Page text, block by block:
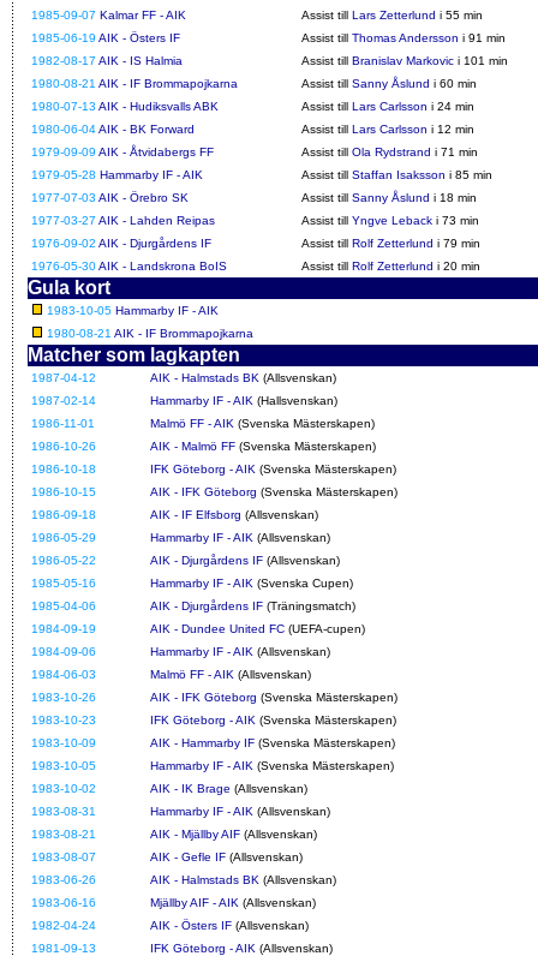
1985-09-07 Kalmar FF - AIK Assist till Lars Zetterlund i 55 min
1985-06-19 AIK - Östers IF Assist till Thomas Andersson i 91 min
1982-08-17 AIK - IS Halmia Assist till Branislav Markovic i 101 min
1980-08-21 AIK - IF Brommapojkarna Assist till Sanny Åslund i 60 min
1980-07-13 AIK - Hudiksvalls ABK Assist till Lars Carlsson i 24 min
1980-06-04AIK - BK Forward Assist till Lars Carlsson i 12 min
1979-09-09 AIK - Åtvidabergs FF Assist till Ola Rydstrand i 71 min
1979-05-28 Hammarby IF - AIK Assist till Staffan Isaksson i 85 min
1977-07-03 AIK - Örebro SK Assist till Sanny Åslund i 18 min
1977-03-27 AIK - Lahden Reipas Assist till Yngve Leback i 73 min
1976-09-02 AIK - Djurgårdens IF Assist till Rolf Zetterlund i 79 min
1976-05-30AIK - Landskrona BoIS Assist till Rolf Zetterlund i 20 min
Gula kort
1983-10-05 Hammarby IF - AIK
1980-08-21 AIK - IF Brommapojkarna
Matcher som lagkapten
1987-04-12 AIK - Halmstads BK (Allsvenskan)
1987-02-14
Hammarby IF - AIK (Hallsvenskan)
1986-11-01
Malmö FF - AIK (Svenska Mästerskapen)
1986-10-26
AIK - Malmö FF (Svenska Mästerskapen)
1986-10-18
IFK Göteborg - AIK (Svenska Mästerskapen)
1986-10-15
AIK - IFK Göteborg (Svenska Mästerskapen)
1986-09-18
AIK - IF Elfsborg (Allsvenskan)
1986-05-29
Hammarby IF - AIK (Allsvenskan)
1986-05-22
AIK - Djurgårdens IF (Allsvenskan)
1985-05-16
Hammarby IF - AIK (Svenska Cupen)
1985-04-06
AIK - Djurgårdens IF (Träningsmatch)
1984-09-19
AIK - Dundee United FC (UEFA-cupen)
1984-09-06
Hammarby IF - AIK (Allsvenskan)
1984-06-03
Malmö FF - AIK (Allsvenskan)
1983-10-26
AIK - IFK Göteborg (Svenska Mästerskapen)
1983-10-23
IFK Göteborg - AIK (Svenska Mästerskapen)
1983-10-09
AIK - Hammarby IF (Svenska Mästerskapen)
1983-10-05
Hammarby IF - AIK (Svenska Mästerskapen)
1983-10-02
AIK - IK Brage (Allsvenskan)
1983-08-31
Hammarby IF - AIK (Allsvenskan)
1983-08-21
AIK - Mjällby AIF (Allsvenskan)
1983-08-07
AIK - Gefle IF (Allsvenskan)
1983-06-26
AIK - Halmstads BK (Allsvenskan)
1983-06-16
Mjällby AIF - AIK (Allsvenskan)
1982-04-24
AIK - Östers IF (Allsvenskan)
1981-09-13
IFK Göteborg - AIK (Allsvenskan)